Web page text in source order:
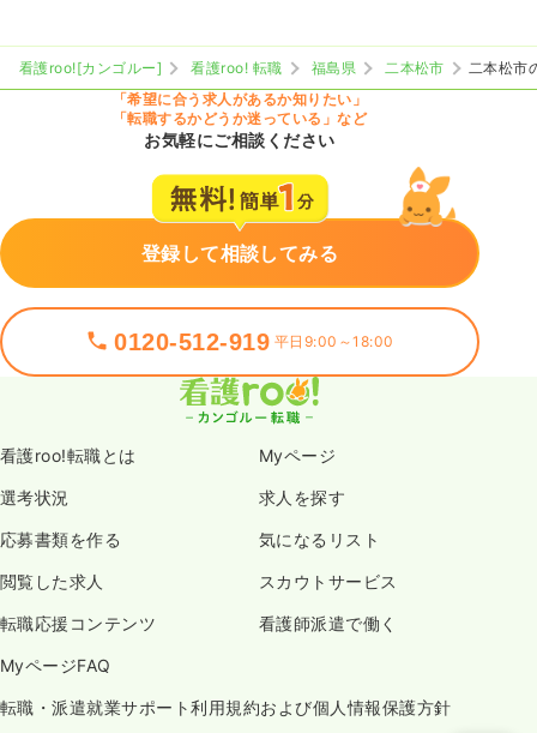
看護roo![カンゴルー] 看護roo! 転職 福島県 二本松市
二本松市
「希望に合う求人があるか知りたい」
「転職するかどうか迷っている」など
お気軽にご相談ください
登録して相談してみる
0120-512-919 平日9:00～18:00
看護roo!転職とは Myページ
選考状況 求人を探す
応募書類を作る 気になるリスト
閲覧した求人 スカウトサービス
転職応援コンテンツ 看護師派遣で働く
MyページFAQ
転職・派遣就業サポート利用規約および個人情報保護方針